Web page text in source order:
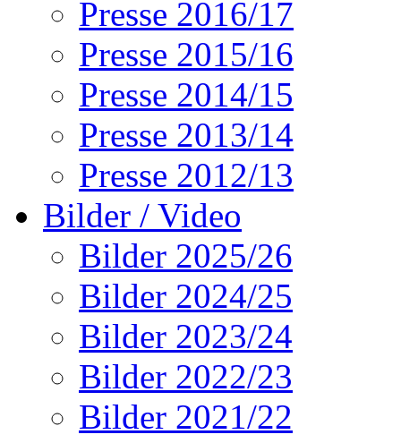
Presse 2016/17
Presse 2015/16
Presse 2014/15
Presse 2013/14
Presse 2012/13
Bilder / Video
Bilder 2025/26
Bilder 2024/25
Bilder 2023/24
Bilder 2022/23
Bilder 2021/22